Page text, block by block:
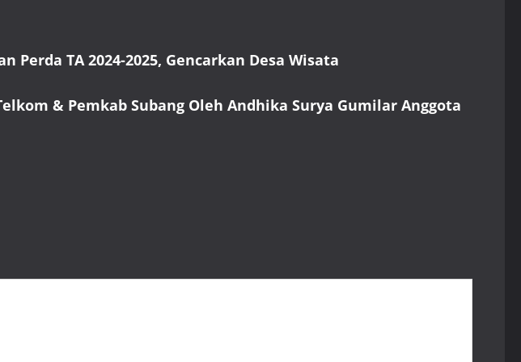
Perda TA 2024-2025, Gencarkan Desa Wisata
& Pemkab Subang Oleh Andhika Surya Gumilar Anggota